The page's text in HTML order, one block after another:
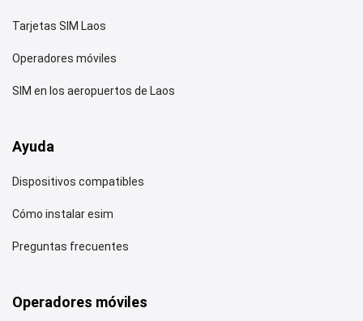
Tarjetas SIM Laos
Operadores móviles
SIM en los aeropuertos de Laos
Ayuda
Dispositivos compatibles
Cómo instalar esim
Preguntas frecuentes
Operadores móviles